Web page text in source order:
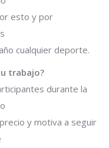
esto y por
cualquier deporte.
trabajo?
durante la
y motiva a seguir